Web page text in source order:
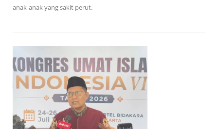
anak-anak yang sakit perut.